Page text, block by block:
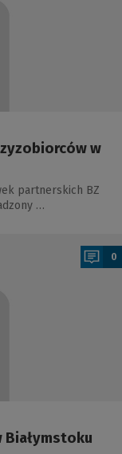
w
partnerskich BZ
…
0
Białymstoku